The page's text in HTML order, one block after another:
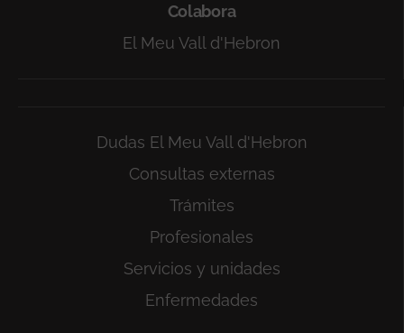
Colabora
El Meu Vall d'Hebron
Dudas El Meu Vall d'Hebron
Consultas externas
Trámites
Profesionales
Servicios y unidades
Enfermedades